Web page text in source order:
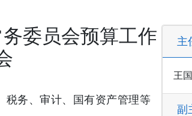
委员会预算工作
税务、审计、国有资产管理等
主
王
副